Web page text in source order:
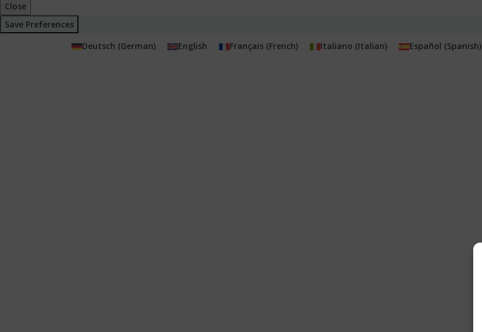
Close
Save Preferences
Deutsch (German) English Français(French) Italiano (Italian) Español (Spanish)